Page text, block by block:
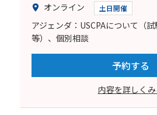
オンライン 土日開催
アジェンダ：USCPAについて（
等）、個別相談
予約する
内容を詳しくみ